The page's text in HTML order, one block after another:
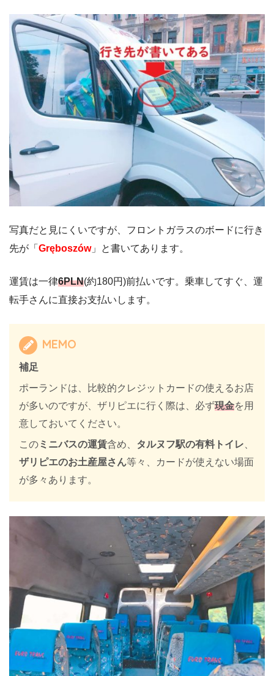
写真だと見にくいですが、フロントガラスのボードに行き
先が「 Gręboszów」と書いてあります。
運賃は一律6PLN(約180円)前払いです。乗車してすぐ、運
転手さんに直接お支払いします。
MEMO
補足
ポーランドは、比較的クレジットカードの使えるお店
が多いのですが、ザリピエに行く際は、必ず現金を用
意しておいてください。
このミニバスの運賃含め、 タルヌフ駅の有料トイレ
ザリピエのお土産屋さん等々、カードが使えない場面
が多々あります。